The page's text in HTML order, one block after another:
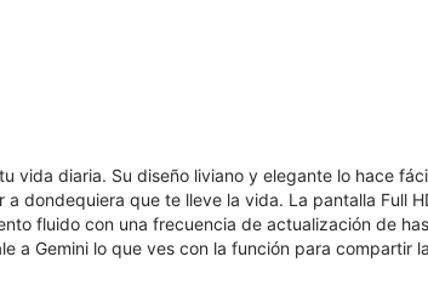
vida diaria. Su diseño liviano y elegante lo hace
dondequiera que te lleve la vida. La pantalla Full
fluido con una frecuencia de actualización de
a Gemini lo que ves con la función para compartir